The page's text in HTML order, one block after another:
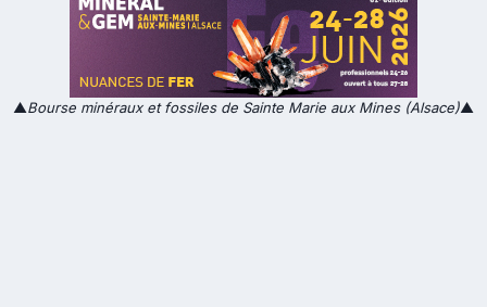
▲Bourse minéraux et fossiles de Sainte Marie aux Mines (Alsace)▲